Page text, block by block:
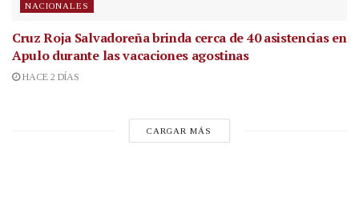
NACIONALES
Cruz Roja Salvadoreña brinda cerca de 40 asistencias en
Apulo durante las vacaciones agostinas
HACE 2 DÍAS
CARGAR MÁS